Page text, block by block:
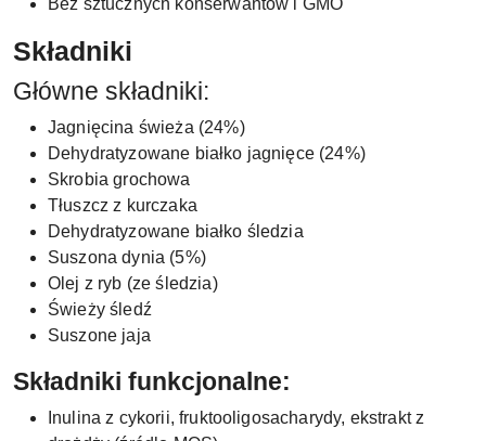
Bez sztucznych konserwantów i GMO
Składniki
Główne składniki:
Jagnięcina świeża (24%)
Dehydratyzowane białko jagnięce (24%)
Skrobia grochowa
Tłuszcz z kurczaka
Dehydratyzowane białko śledzia
Suszona dynia (5%)
Olej z ryb (ze śledzia)
Świeży śledź
Suszone jaja
Składniki funkcjonalne:
Inulina z cykorii, fruktooligosacharydy, ekstrakt z